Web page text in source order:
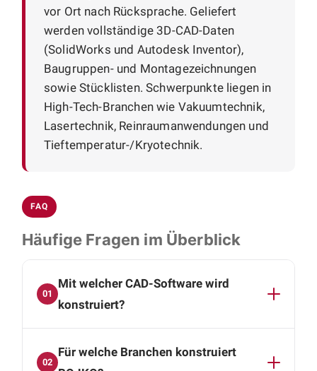
vor Ort nach Rücksprache. Geliefert
werden vollständige 3D-CAD-Daten
(SolidWorks und Autodesk Inventor),
Baugruppen- und Montagezeichnungen
sowie Stücklisten. Schwerpunkte liegen in
High-Tech-Branchen wie Vakuumtechnik,
Lasertechnik, Reinraumanwendungen und
Tieftemperatur-/Kryotechnik.
FAQ
Häufige Fragen im Überblick
01
Mit welcher CAD-Software wird
konstruiert?
Autodesk Inventor. Sie erhalten vollständige 3D-
02
Für welche Branchen konstruiert